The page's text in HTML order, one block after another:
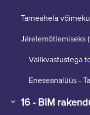
Tarneahela
16 - BIM